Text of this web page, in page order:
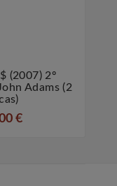

(2007) 2º
Adams (2
€